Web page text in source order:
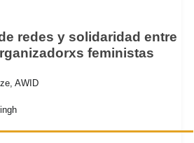
redes y solidaridad entre
feministas
AWID